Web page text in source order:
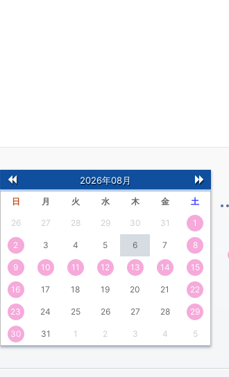
前
の
月
次
月
2026年08月
日 月 火 水 木 金 土
26 27 28 29 30 31 1
2 3 4 5 6 7 8
9 10 11 12 13 14 15
16 17 18 19 20 21 22
23 24 25 26 27 28 29
30 31 1 2 3 4 5